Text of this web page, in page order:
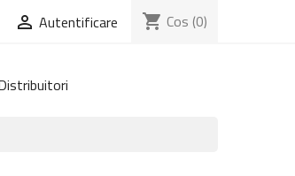
 Autentificare shopping_cart Cos (0)